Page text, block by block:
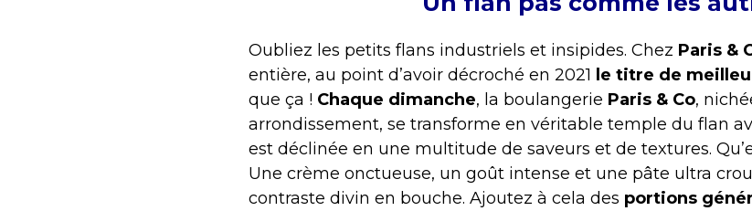
Oubliez les petits flans industriels et insipides. Chez Paris &
entière, au point d’avoir décroché en 2021 le titre de
que ça ! Chaque dimanche, la boulangerie Paris & Co,
arrondissement, se transforme en véritable temple du flan
est déclinée en une multitude de saveurs et de textures.
Une crème onctueuse, un goût intense et une pâte ultra
contraste divin en bouche. Ajoutez à cela des portions